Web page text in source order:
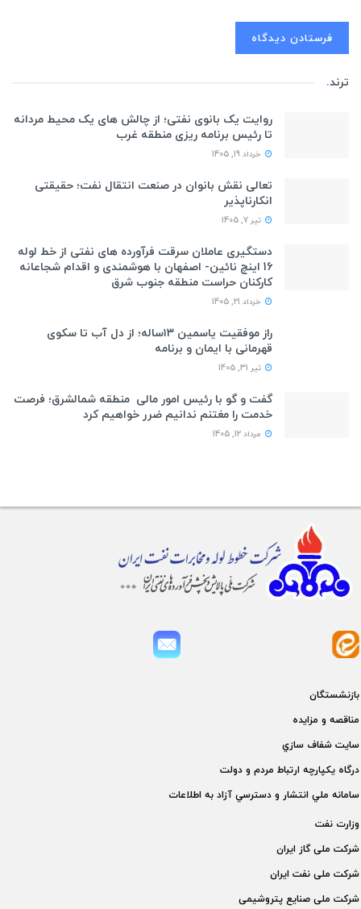
ترند.
روایت یک بانوی نفتی؛ از چالش های یک محیط مردانه
تا رئیس برنامه ریزی منطقه غرب
خرداد 19, 1405
تعالی نقش بانوان در صنعت انتقال نفت؛ حقیقتی
انکارناپذیر
تیر 7, 1405
دستگیری عاملان سرقت فرآورده های نفتی از خط لوله
16 اینچ نائین- اصفهان با هوشمندی و اقدام شجاعانه
کارکنان حراست منطقه جنوب شرق
خرداد 21, 1405
راز موفقیت یاسمین ۱۳ساله؛ از دل آب تا سکوی
قهرمانی با ایمان و برنامه
تیر 31, 1405
گفت و گو با رئیس امور مالی منطقه شمالشرق؛ فرصت
خدمت را مغتنم ندانیم ضرر خواهیم کرد
مرداد 12, 1405
بازنشستگان
مناقصه و مزايده
سايت شفاف سازي
درگاه يكپارچه ارتباط مردم و دولت
سامانه ملي انتشار و دسترسي آزاد به اطلاعات
وزارت نفت
شركت ملی گاز ايران
شركت ملی نفت ايران
شركت ملی صنايع پتروشيمی